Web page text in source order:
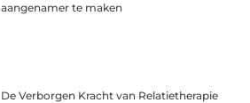
aangenamer te maken
De Verborgen Kracht van Relatietherapie